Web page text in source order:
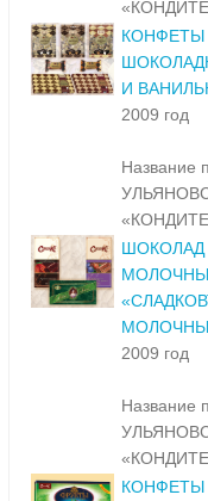
КОНФЕТЫ
И
2009 год
Название
ШОКОЛАД
2009 год
Название
КОНФЕТЫ